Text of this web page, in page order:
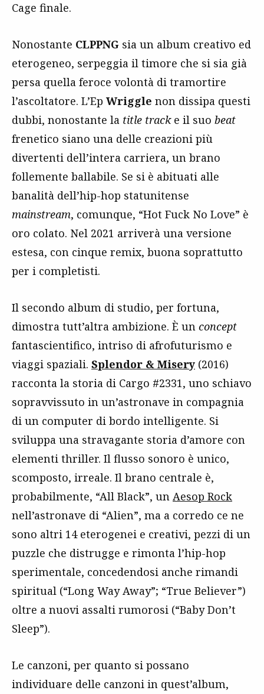
Cage finale.
Nonostante CLPPNG sia un album creativo ed
eterogeneo, serpeggia il timore che si sia già
persa quella feroce volontà di tramortire
l’ascoltatore. L’Ep Wriggle non dissipa questi
dubbi, nonostante la title tracke il suo beat
frenetico siano una delle creazioni più
divertenti dell’intera carriera, un brano
follemente ballabile. Se si è abituati alle
banalità dell’hip-hop statunitense
mainstream, comunque, “Hot Fuck No Love” è
oro colato. Nel 2021 arriverà una versione
estesa, con cinque remix, buona soprattutto
per i completisti.
Il secondo album di studio, per fortuna,
dimostra tutt’altra ambizione. È un concept
fantascientifico, intriso di afrofuturismo e
viaggi spaziali. Splendor & Misery (2016)
racconta la storia di Cargo #2331, uno schiavo
sopravvissuto in un’astronave in compagnia
di un computer di bordo intelligente. Si
sviluppa una stravagante storia d’amore con
elementi thriller. Il flusso sonoro è unico,
scomposto, irreale. Il brano centrale è,
probabilmente, “All Black”, un Aesop Rock
nell’astronave di “Alien”, ma a corredo ce ne
sono altri 14 eterogenei e creativi, pezzi di un
puzzle che distrugge e rimonta l’hip-hop
sperimentale, concedendosi anche rimandi
spiritual (“Long Way Away”; “True Believer”)
oltre a nuovi assalti rumorosi (“Baby Don’t
Sleep”).
Le canzoni, per quanto si possano
individuare delle canzoni in quest’album,